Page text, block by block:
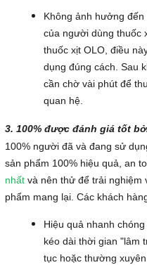
Không ảnh hưởng
của người dùng thuốc
thuốc xịt OLO, điều
dụng đúng cách. Sau
cần chờ vài phút để
quan hệ.
3. 100% được đánh giá tốt
100% người đã và đang sử
sản phẩm 100% hiệu quả, an
nhất và nên thử để trải nghiệm
phẩm mang lại. Các khách
Hiệu quả nhanh
kéo dài thời gian "lâm
tục hoặc thường